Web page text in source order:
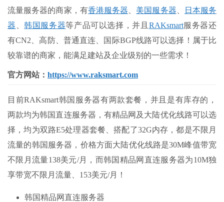
流量服务器的商家，有香港服务器 美国服务器
日本服务
器 、韩国服务器等产品可以选择，并且 RAKsmart服务器还
有CN2、高防、普通直连、国际BGP线路可以选择！属于比
较靠谱的商家，能满足建站及企业级别的一些需求！
官方网站： https://www.raksmart.com
目前RAKsmart韩国服务器有两款套餐，并且是有库存的，
两款均为韩国直连服务器，有精品网及大陆优化线路可以选
择，均为双路E5处理器套餐、搭配了32G内存，都是不限月
流量的韩国服务器，价格方面大陆优化线路是30M峰值带宽
不限月流量138美元/月，而韩国精品网直连服务器为10M独
享带宽不限月流量、153美元/月！
韩国精品网直连服务器